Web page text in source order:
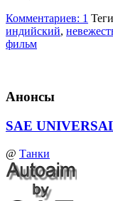
Комментариев: 1
индийский,
фильм
Анонсы
SAE
@ Танки